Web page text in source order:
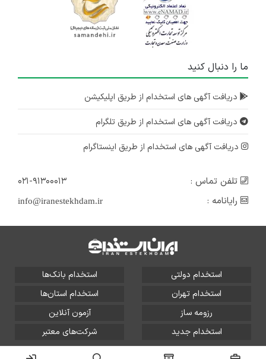
ما را دنبال کنید
دریافت آگهی های استخدام از طریق اپلیکیشن
دریافت آگهی های استخدام از طریق تلگرام
دریافت آگهی های استخدام از طریق اینستاگرام
تلفن تماس :
۰۲۱-۹۱۳۰۰۰۱۳
رایانامه :
info@iranestekhdam.ir
استخدام دولتی
استخدام بانک‌ها
استخدام تهران
استخدام استان‌ها
رزومه ساز
آزمون آنلاین
استخدام جدید
شرکت‌های معتبر
تمامی حقوق این سایت برای آلتین سیستم محفوظ است و هر